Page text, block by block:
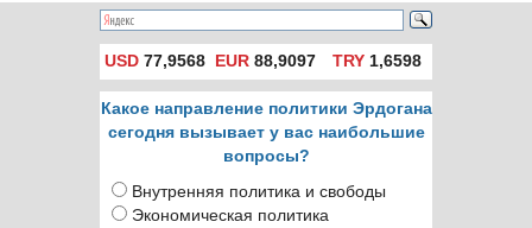
USD 77,9568 EUR 88,9097 TRY1,6598
Какое направление политики Эрдогана
сегодня вызывает у вас наибольшие
вопросы?
Внутренняя политика и свободы
Экономическая политика